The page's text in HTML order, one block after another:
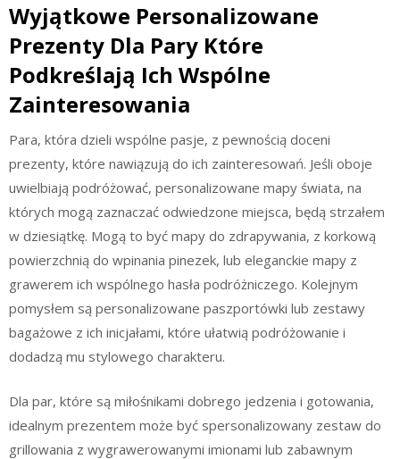
Wyjątkowe Personalizowane
Prezenty Dla Pary Które
Podkreślają Ich Wspólne
Zainteresowania
Para, która dzieli wspólne pasje, z pewnością doceni
prezenty, które nawiązują do ich zainteresowań. Jeśli oboje
uwielbiają podróżować, personalizowane mapy świata, na
których mogą zaznaczać odwiedzone miejsca, będą strzałem
w dziesiątkę. Mogą to być mapy do zdrapywania, z korkową
powierzchnią do wpinania pinezek, lub eleganckie mapy z
grawerem ich wspólnego hasła podróżniczego. Kolejnym
pomysłem są personalizowane paszportówki lub zestawy
bagażowe z ich inicjałami, które ułatwią podróżowanie i
dodadzą mu stylowego charakteru.
Dla par, które są miłośnikami dobrego jedzenia i gotowania,
idealnym prezentem może być spersonalizowany zestaw do
grillowania z wygrawerowanymi imionami lub zabawnym